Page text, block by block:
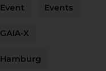
Event Events
GAIA-X
Hamburg